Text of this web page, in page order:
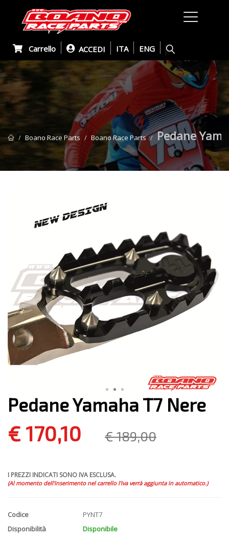
Carrello ACCEDI ITA ENG
Boano Race Parts Boano Race Parts Pedane
Pedane Yamaha T7 Nere
€ 170,10 € 189,00
I PREZZI INDICATI SONO IVA ESCLUSA.
(Al momento dell'inserimento nel carrello l'iva verrà aggiunta in automatico.)
Codice
PYNT7
Disponibilità
Disponibile